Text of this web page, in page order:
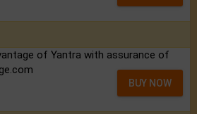
of Yantra with assurance of
BUY NOW